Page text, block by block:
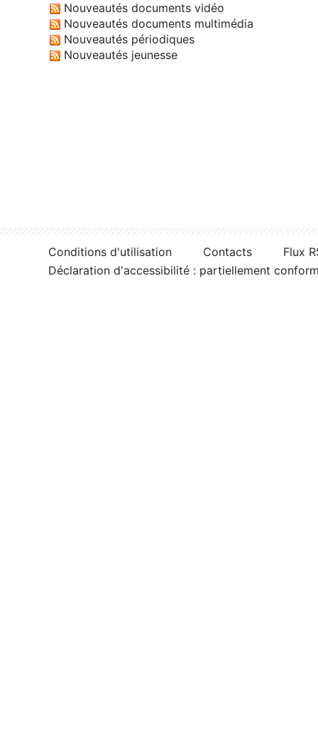
Nouveautés documents vidéo
Nouveautés documents multimédia
Nouveautés périodiques
Nouveautés jeunesse
Conditions d'utilisation Contacts
Flux
Déclaration d'accessibilité : partiellement